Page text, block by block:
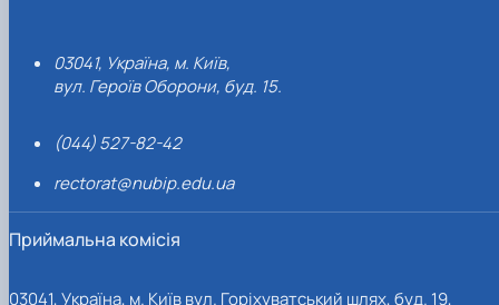
03041, Україна, м. Київ,
вул. Героїв Оборони, буд. 15.
(044) 527-82-42
rectorat@nubip.edu.ua
Приймальна комісія
03041, Україна, м. Київ вул. Горіхуватський шлях, буд. 19,